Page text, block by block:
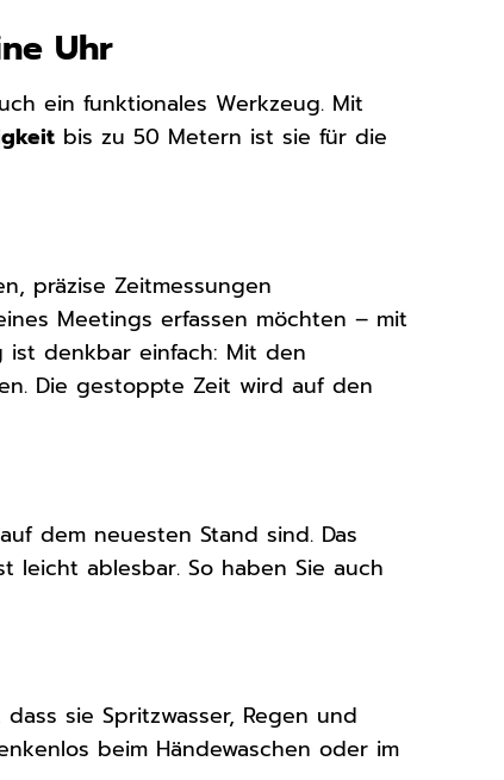
Uhr
ein funktionales Werkzeug. Mit
bis zu 50 Metern ist sie für die
präzise Zeitmessungen
Meetings erfassen möchten – mit
ist denkbar einfach: Mit den
Die gestoppte Zeit wird auf den
dem neuesten Stand sind. Das
leicht ablesbar. So haben Sie auch
sie Spritzwasser, Regen und
beim Händewaschen oder im